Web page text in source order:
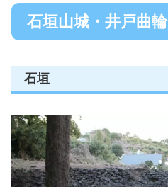
石垣山城・井戸曲輪
石垣